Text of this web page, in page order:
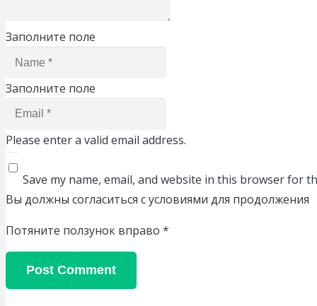
Заполните поле
Заполните поле
Please enter a valid email address.
Save my name, email, and website in this browser for
Вы должны согласиться с условиями для продолжения
Потяните ползунок вправо *
Post Comment